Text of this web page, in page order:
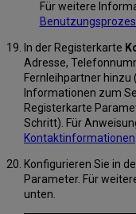
Für weitere
In der Registerkarte
Adresse,
Fernleihpartner
Informationen zum
Registerkarte
Schritt). Für
Kontaktinformationen
Konfigurieren Sie in
Parameter. Für
unten.